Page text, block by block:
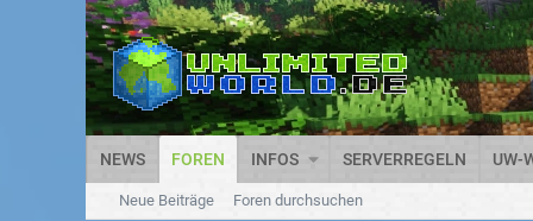
NEWS FOREN INFOS SERVERREGELN UW-
Neue Beiträge Foren durchsuchen